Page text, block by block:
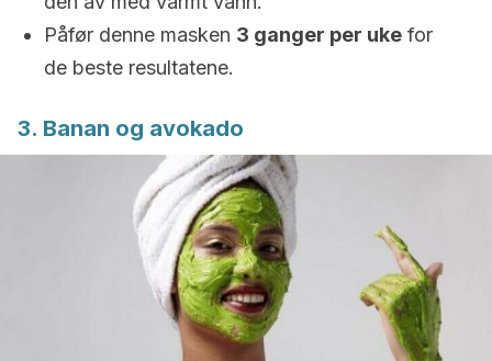
Påfør denne masken 3 ganger per uke for
de beste resultatene.
3. Banan og avokado